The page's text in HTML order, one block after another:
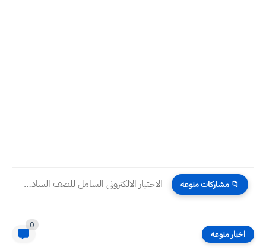
📁 مشاركات منوعه الاختبار الالكتروني الشامل للصف السادس الابتدائي 2026 اللغة الإنكليزية
اخبار منوعه
0